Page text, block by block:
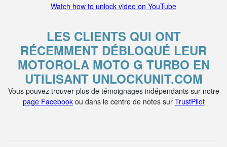
Watch how to unlock video on YouTube
LES CLIENTS QUI ONT
RÉCEMMENT DÉBLOQUÉ LEUR
MOTOROLA MOTO G TURBO EN
UTILISANT UNLOCKUNIT.COM
Vous pouvez trouver plus de témoignages indépendants sur notre
page Facebookou dans le centre de notes sur TrustPilot